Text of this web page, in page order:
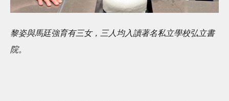
黎姿與馬廷強育有三女，三人均入讀著名私立學校弘立書
院。